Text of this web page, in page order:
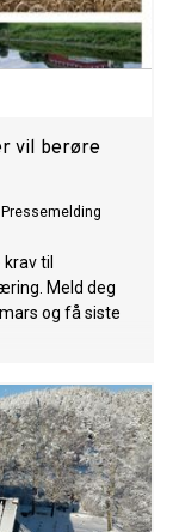
vil berøre
Pressemelding
til
Meld deg
og få siste